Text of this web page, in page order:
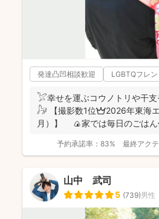
発達凸凹相談歓迎 LGBTQフレ
𓅯幸せを運ぶコウノトリや干支
𓃗 【撮影数1位👑2026年東海
月）】 🍙家では毎日のごはん
予約承諾率： 83% 最終アクテ
山中 武司
5 (739)男性